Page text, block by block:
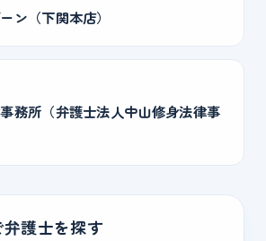
ン（下関本店）
務所（弁護士法人中山修身法律事
護士を探す